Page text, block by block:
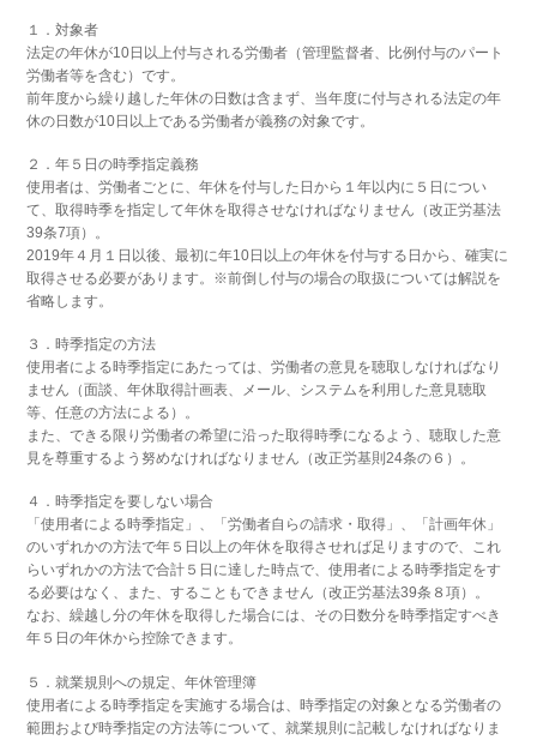
１．対象者
法定の年休が10日以上付与される労働者（管理監督者、比例付与のパート
労働者等を含む）です。
前年度から繰り越した年休の日数は含まず、当年度に付与される法定の年
休の日数が10日以上である労働者が義務の対象です。
２．年５日の時季指定義務
使用者は、労働者ごとに、年休を付与した日から１年以内に５日につい
て、取得時季を指定して年休を取得させなければなりません（改正労基法
39条7項）。
2019年４月１日以後、最初に年10日以上の年休を付与する日から、確実に
取得させる必要があります。※前倒し付与の場合の取扱については解説を
省略します。
３．時季指定の方法
使用者による時季指定にあたっては、労働者の意見を聴取しなければなり
ません（面談、年休取得計画表、メール、システムを利用した意見聴取
等、任意の方法による）。
また、できる限り労働者の希望に沿った取得時季になるよう、聴取した意
見を尊重するよう努めなければなりません（改正労基則24条の６）。
４．時季指定を要しない場合
「使用者による時季指定」、「労働者自らの請求・取得」、「計画年休」
のいずれかの方法で年５日以上の年休を取得させれば足りますので、これ
らいずれかの方法で合計５日に達した時点で、使用者による時季指定をす
る必要はなく、また、することもできません（改正労基法39条８項）。
なお、繰越し分の年休を取得した場合には、その日数分を時季指定すべき
年５日の年休から控除できます。
５．就業規則への規定、年休管理簿
使用者による時季指定を実施する場合は、時季指定の対象となる労働者の
範囲および時季指定の方法等について、就業規則に記載しなければなりま